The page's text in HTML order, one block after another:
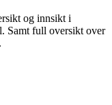
og innsikt i
Samt full oversikt over